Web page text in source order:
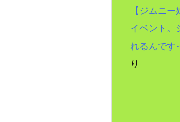
【ジムニ
イベント。
れるんです
り